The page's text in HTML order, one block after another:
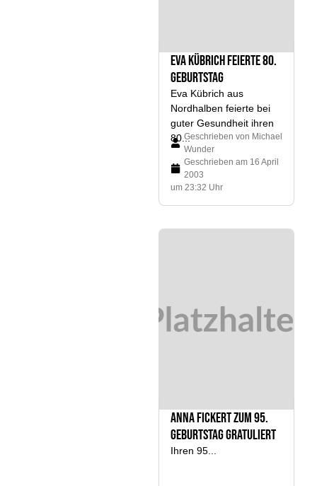
Eva Kübrich feierte 80.
Geburtstag
Eva Kübrich aus
Nordhalben feierte bei
guter Gesundheit ihren
80...Geschrieben von Michael
Wunder
Geschrieben am 16 April
2003
um 23:32 Uhr
Anna Fickert zum 95.
Geburtstag gratuliert
Ihren 95...